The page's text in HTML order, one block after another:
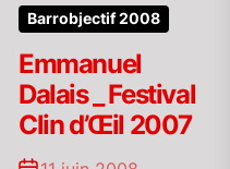
Barrobjectif 2008
Emmanuel
Dalais _ Festival
Clin d’Œil 2007